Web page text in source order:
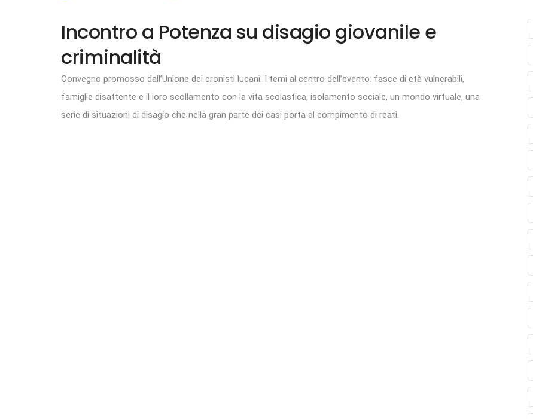
Incontro a Potenza su disagio giovanile e
criminalità
Convegno promosso dall’Unione dei cronisti lucani. I temi al centro dell’evento: fasce di età vulnerabili,
famiglie disattente e il loro scollamento con la vita scolastica, isolamento sociale, un mondo virtuale, una
serie di situazioni di disagio che nella gran parte dei casi porta al compimento di reati.